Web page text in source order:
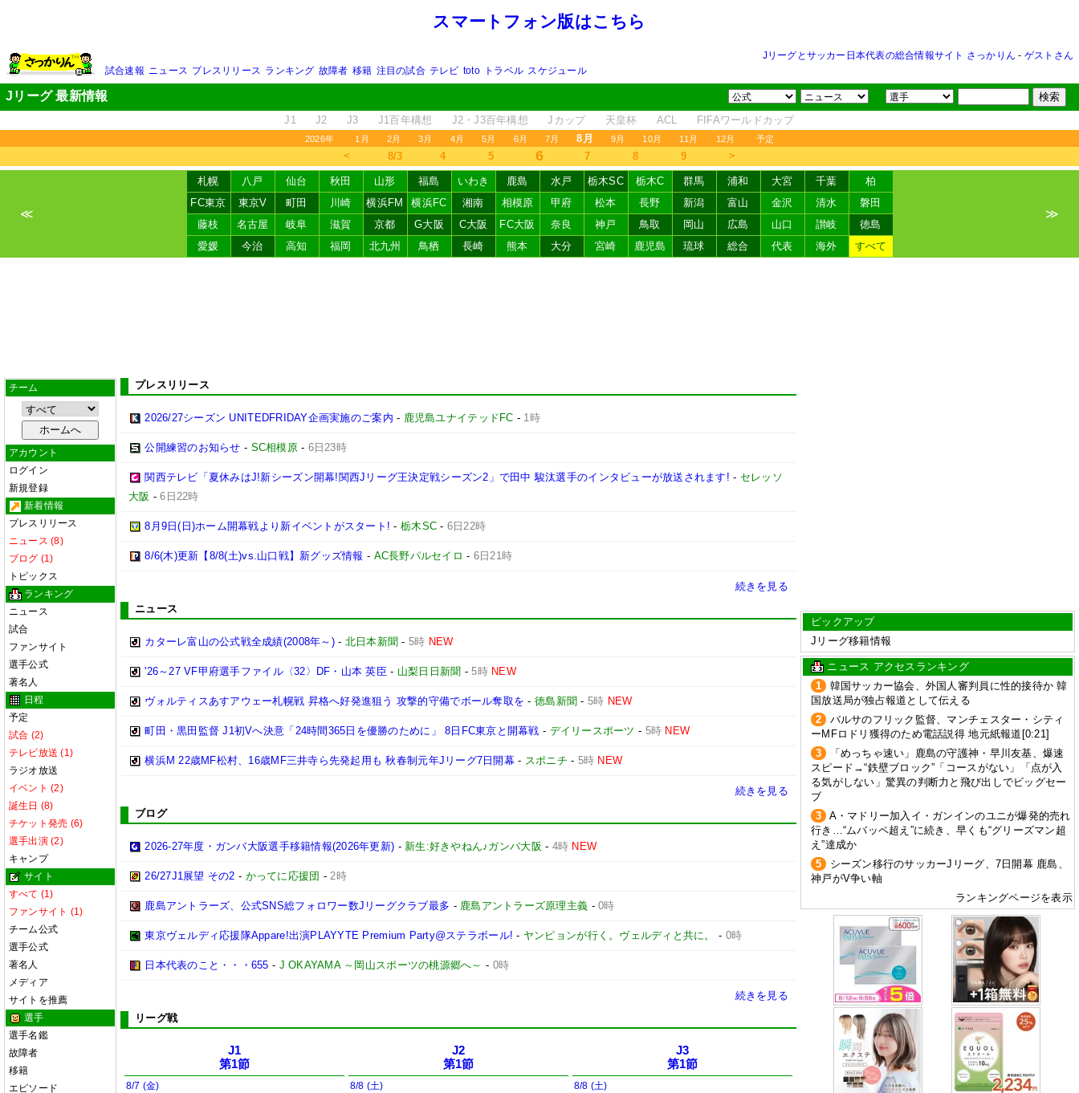
スマートフォン版はこちら
Jリーグとサッカー日本代表の総合情報サイト さっかりん - ゲストさん
試合速報 ニュース プレスリリース ランキング 故障者 移籍 注目の試合 テレビ toto トラベル スケジュール
Jリーグ 最新情報
J1 J2 J3 J1百年構想 J2・J3百年構想 Jカップ 天皇杯 ACL FIFAワールドカップ
2026年 1月 2月 3月 4月 5月 6月 7月 8月 9月 10月 11月 12月 予定
＜ 8/3 4 5 6 7 8 9 ＞
≪
札幌 八戸 仙台 秋田 山形 福島 いわき 鹿島 水戸 栃木SC 栃木C 群馬 浦和 大宮 千葉
柏
FC東京
東京V 町田 川崎 横浜FM 横浜FC 湘南 相模原 甲府 松本 長野 新潟 富山 金沢 清水
磐田
藤枝
名古屋 岐阜 滋賀 京都 G大阪 C大阪 FC大阪 奈良 神戸 鳥取 岡山 広島 山口 讃岐
徳島
愛媛
今治 高知 福岡 北九州 鳥栖 長崎 熊本 大分 宮崎 鹿児島 琉球 総合 代表 海外 すべて
≫
チーム
アカウント
ログイン
新規登録
新着情報
プレスリリース
ニュース (8)
ブログ (1)
トピックス
ランキング
ニュース
試合
ファンサイト
選手公式
著名人
日程
予定
試合 (2)
テレビ放送 (1)
ラジオ放送
イベント (2)
誕生日 (8)
チケット発売 (6)
選手出演 (2)
キャンプ
サイト
すべて (1)
ファンサイト (1)
チーム公式
選手公式
著名人
メディア
サイトを推薦
選手
選手名鑑
故障者
移籍
エピソード
プレスリリース
2026/27シーズン UNITEDFRIDAY企画実施のご案内 - 鹿児島ユナイテッドFC - 1時
公開練習のお知らせ - SC相模原- 6日23時
関西テレビ「夏休みはJ!新シーズン開幕!関西Jリーグ王決定戦シーズン2」で田中 駿汰選手のインタビューが放送されます! - セレッソ
大阪 -6日22時
8月9日(日)ホーム開幕戦より新イベントがスタート! -栃木SC - 6日22時
8/6(木)更新【8/8(土)vs.山口戦】新グッズ情報 - AC長野パルセイロ - 6日21時
続きを見る
ニュース
カターレ富山の公式戦全成績(2008年～)- 北日本新聞 - 5時 NEW
'26～27 VF甲府選手ファイル〈32〉DF・山本 英臣 - 山梨日日新聞 -5時 NEW
ヴォルティスあすアウェー札幌戦 昇格へ好発進狙う 攻撃的守備でボール奪取を - 徳島新聞 - 5時 NEW
町田・黒田監督 J1初Vへ決意「24時間365日を優勝のために」 8日FC東京と開幕戦 - デイリースポーツ - 5時 NEW
横浜M 22歳MF松村、16歳MF三井寺ら先発起用も 秋春制元年Jリーグ7日開幕- スポニチ - 5時 NEW
続きを見る
ブログ
2026-27年度・ガンバ大阪選手移籍情報(2026年更新) - 新生:好きやねん♪ガンバ大阪 - 4時 NEW
26/27J1展望 その2 - かってに応援団 -2時
鹿島アントラーズ、公式SNS総フォロワー数Jリーグクラブ最多 - 鹿島アントラーズ原理主義 -0時
東京ヴェルディ応援隊Appare!出演PLAYYTE Premium Party@ステラボール! - ヤンピョンが行く。ヴェルディと共に。 - 0時
日本代表のこと・・・655 - J OKAYAMA ～岡山スポーツの桃源郷へ～ - 0時
続きを見る
リーグ戦
J1
第1節
8/7 (金)
J2
第1節
8/8 (土)
J3
第1節
8/8 (土)
ピックアップ
Jリーグ移籍情報
ニュース アクセスランキング
1
韓国サッカー協会、外国人審判員に性的接待か 韓
国放送局が独占報道として伝える
2
バルサのフリック監督、マンチェスター・シティ
ーMFロドリ獲得のため電話説得 地元紙報道[0:21]
3
「めっちゃ速い」鹿島の守護神・早川友基、爆速
スピード→“鉄壁ブロック”「コースがない」「点が入
る気がしない」驚異の判断力と飛び出しでビッグセー
ブ
3
A・マドリー加入イ・ガンインのユニが爆発的売れ
行き…“ムバッペ超え”に続き、早くも“グリーズマン超
え”達成か
5
シーズン移行のサッカーJリーグ、7日開幕 鹿島、
神戸がV争い軸
ランキングページを表示